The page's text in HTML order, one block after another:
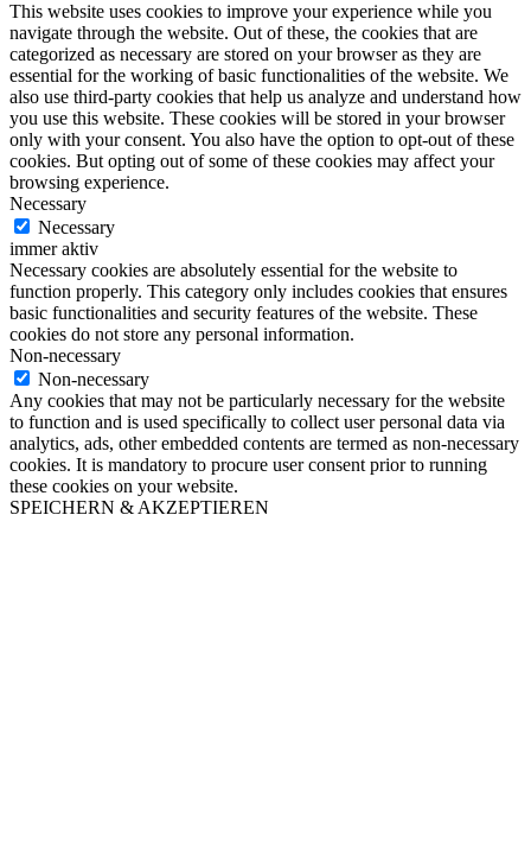
This website uses cookies to improve your experience while you
navigate through the website. Out of these, the cookies that are
categorized as necessary are stored on your browser as they are
essential for the working of basic functionalities of the website. We
also use third-party cookies that help us analyze and understand how
you use this website. These cookies will be stored in your browser
only with your consent. You also have the option to opt-out of these
cookies. But opting out of some of these cookies may affect your
browsing experience.
Necessary
Necessary
immer aktiv
Necessary cookies are absolutely essential for the website to
function properly. This category only includes cookies that ensures
basic functionalities and security features of the website. These
cookies do not store any personal information.
Non-necessary
Non-necessary
Any cookies that may not be particularly necessary for the website
to function and is used specifically to collect user personal data via
analytics, ads, other embedded contents are termed as non-necessary
cookies. It is mandatory to procure user consent prior to running
these cookies on your website.
SPEICHERN & AKZEPTIEREN